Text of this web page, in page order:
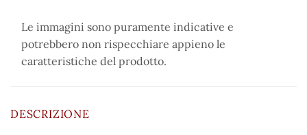
Le immagini sono puramente indicative e
potrebbero non rispecchiare appieno le
caratteristiche del prodotto.
DESCRIZIONE